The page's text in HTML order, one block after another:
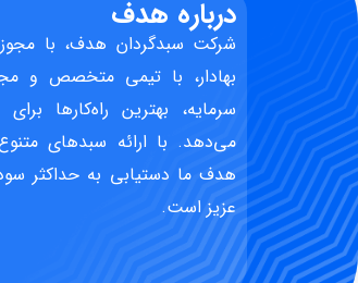
درباره هدف
شرکت سبدگردان هدف، با
بهادار، با تیمی متخصص و
سرمایه، بهترین راه‌کارها
می‌دهد. با ارائه سبدهای
هدف ما دستیابی به حداکثر
عزیز است.